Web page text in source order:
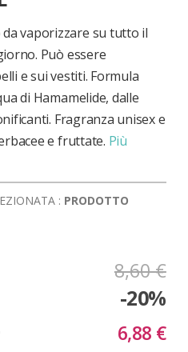
vaporizzare su tutto il
Può essere
e sui vestiti. Formula
di Hamamelide, dalle
Fragranza unisex e
e fruttate. Più
: PRODOTTO
8,60 €
-20%
6,88 €